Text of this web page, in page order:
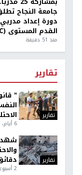
جامعة النجاح
دورة إعداد
القدم المستوى (C)
منذ 51 دقيقة
تقارير
تقارير
"
6 أيام، 17 ساعة ago
تقارير
2 أسبوعين ago